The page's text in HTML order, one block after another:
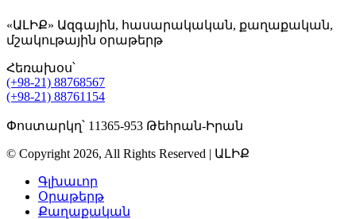
«ԱԼԻՔ» Ազգային, հասարակական, քաղաքական,
մշակութային օրաթերթ
Հեռախօս՝
(+98-21) 88768567
(+98-21) 88761154
Փոստարկղ՝ 11365-953 Թեհրան-Իրան
© Copyright 2026, All Rights Reserved | ԱԼԻՔ
Գլխաւոր
Օրաթերթ
Քաղաքական